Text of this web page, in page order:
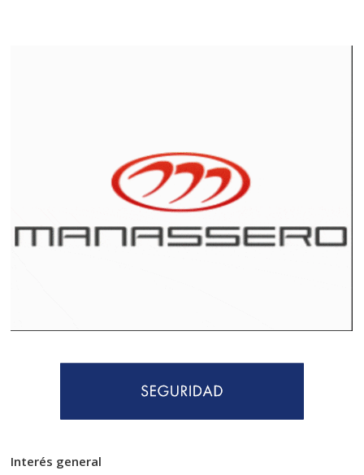
Interés general